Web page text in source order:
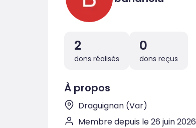
2
dons réalisés
0
dons reçus
À propos
Draguignan (Var)
Membre depuis le 26 juin 2026